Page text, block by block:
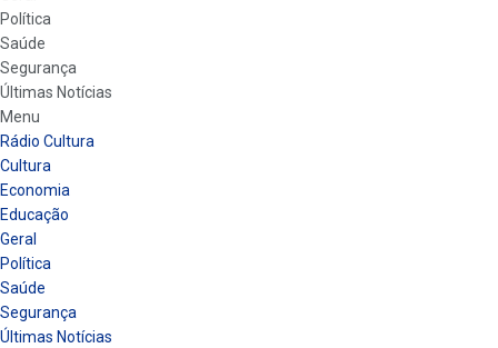
Política
Saúde
Segurança
Últimas Notícias
Menu
Rádio Cultura
Cultura
Economia
Educação
Geral
Política
Saúde
Segurança
Últimas Notícias